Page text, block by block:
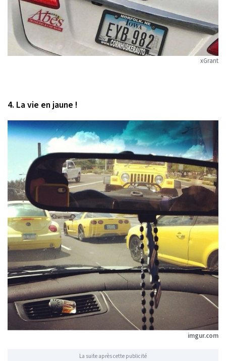
xGrant
4. La vie en jaune !
imgur.com
La suite après cette publicité